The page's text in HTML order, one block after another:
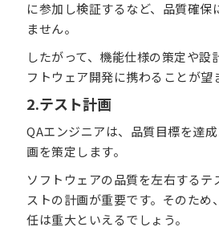
に参加し検証するなど、品質確保
ません。
したがって、機能仕様の策定や設
フトウェア開発に携わることが望
2.テスト計画
QAエンジニアは、品質目標を達
画を策定します。
ソフトウェアの品質を左右するテ
ストの計画が重要です。そのため
任は重大といえるでしょう。